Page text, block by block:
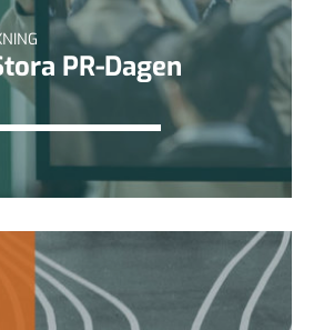
PR-Dagen